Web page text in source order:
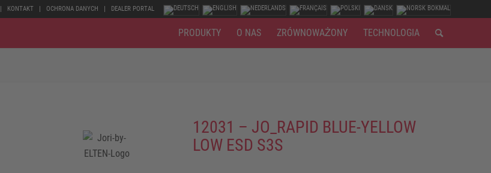
KONTAKT OCHRONA DANYCH DEALER PORTAL
PRODUKTY O NAS ZRÓWNOWAŻONY TECHNOLOGIA
12031 – JO_RAPID BLUE-YELLOW
LOW ESD S3S